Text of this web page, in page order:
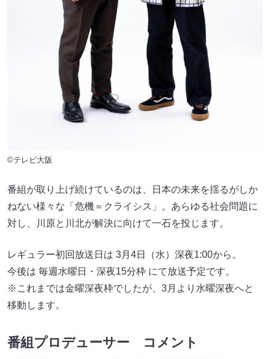
©テレビ大阪
番組が取り上げ続けているのは、日本の未来を揺るがしか
ねない様々な「危機＝クライシス」。あらゆる社会問題に
対し、川原と川北が解決に向けて一石を投じます。
レギュラー初回放送日は 3月4日（水）深夜1:00から。
今後は 毎週水曜日・深夜15分枠 にて放送予定です。
※これまでは金曜深夜枠でしたが、3月より水曜深夜へと
移動します。
番組プロデューサー コメント